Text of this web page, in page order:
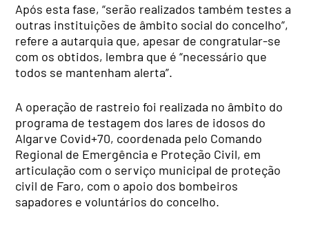
Após esta fase, “serão realizados também testes a
outras instituições de âmbito social do concelho”,
refere a autarquia que, apesar de congratular-se
com os obtidos, lembra que é “necessário que
todos se mantenham alerta”.
A operação de rastreio foi realizada no âmbito do
programa de testagem dos lares de idosos do
Algarve Covid+70, coordenada pelo Comando
Regional de Emergência e Proteção Civil, em
articulação com o serviço municipal de proteção
civil de Faro, com o apoio dos bombeiros
sapadores e voluntários do concelho.